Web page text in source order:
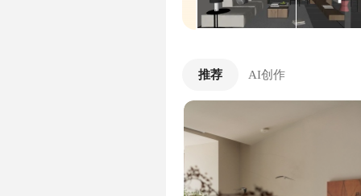
推荐 AI创作